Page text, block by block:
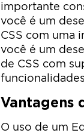
importante
você é um
CSS com uma
você é um
de CSS com
Vantagens
O uso de um